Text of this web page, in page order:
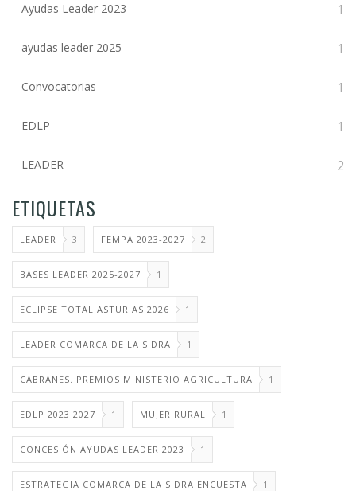
Ayudas Leader 2023 1
ayudas leader 2025 1
Convocatorias 1
EDLP 1
LEADER 2
ETIQUETAS
LEADER 3 FEMPA 2023-2027 2
BASES LEADER 2025-2027 1
ECLIPSE TOTAL ASTURIAS 2026 1
LEADER COMARCA DE LA SIDRA 1
CABRANES. PREMIOS MINISTERIO AGRICULTURA 1
EDLP 2023 2027 1 MUJER RURAL 1
CONCESIÓN AYUDAS LEADER 2023 1
ESTRATEGIA COMARCA DE LA SIDRA ENCUESTA 1